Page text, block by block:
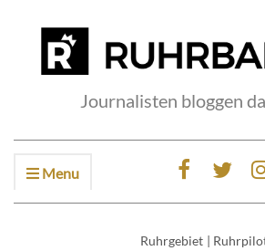
Journalisten bloggen
Menu
Ruhrgebiet |